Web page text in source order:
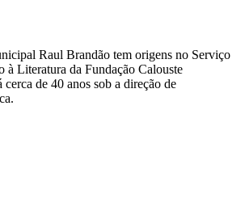
Raul Brandão tem origens no Serviço
à Literatura da Fundação Calouste
de 40 anos sob a direção de